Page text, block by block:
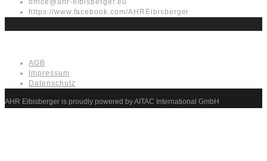
https://www.facebook.com/AHREibisberger
AGB
Impressum
Datenschutz
AHR Eibisberger is proudly powered by AITAC International GmbH